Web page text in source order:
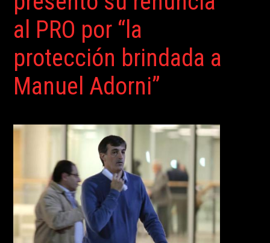
al PRO por “la
protección brindada a
Manuel Adorni”